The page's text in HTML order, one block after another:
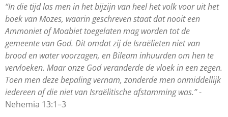
“In die tijd las men in het bijzijn van heel het volk voor uit het
boek van Mozes, waarin geschreven staat dat nooit een
Ammoniet of Moabiet toegelaten mag worden tot de
gemeente van God. Dit omdat zij de Israëlieten niet van
brood en water voorzagen, en Bileam inhuurden om hen te
vervloeken. Maar onze God veranderde de vloek in een zegen.
Toen men deze bepaling vernam, zonderde men onmiddellijk
iedereen af die niet van Israëlitische afstamming was.”-
Nehemia 13:1–3